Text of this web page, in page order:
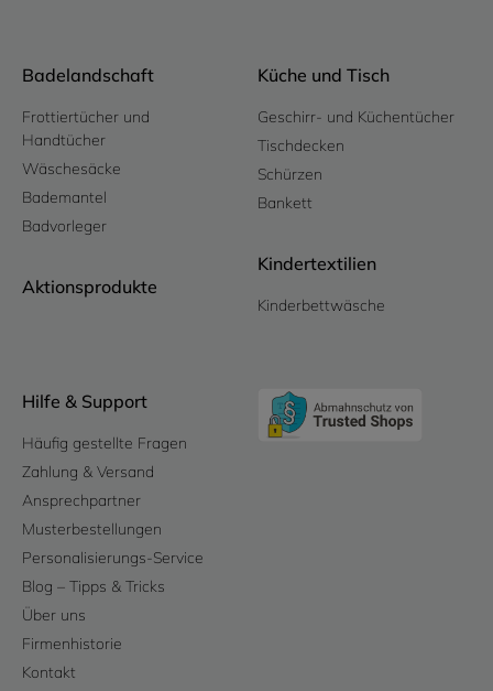
Badelandschaft
Frottiertücher und
Handtücher
Wäschesäcke
Bademantel
Badvorleger
Aktionsprodukte
Küche und Tisch
Geschirr- und Küchentücher
Tischdecken
Schürzen
Bankett
Kindertextilien
Kinderbettwäsche
Hilfe & Support
Häufig gestellte Fragen
Zahlung & Versand
Ansprechpartner
Musterbestellungen
Personalisierungs-Service
Blog – Tipps & Tricks
Über uns
Firmenhistorie
Kontakt